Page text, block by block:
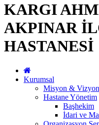
KARGI
AKPINAR
HASTANESİ
Kurumsal
Misyon & Vizyon
Hastane Yönetim
Başhekim
İdari ve